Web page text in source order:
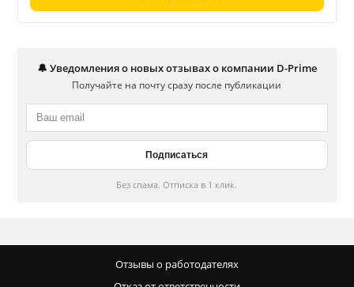
🔔 Уведомления о новых отзывах о компании D-Prime
Получайте на почту сразу после публикации
Без спама. Отписка в 1 клик.
Отзывы о работодателях